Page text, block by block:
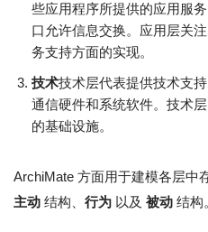
些应用程序所提供的应用服
口允许信息交换。应用层关
务支持方面的实现。
技术技术层代表提供技术支
通信硬件和系统软件。技术
的基础设施。
ArchiMate 方面用于建模各层中
主动 结构、 行为 以及 被动 结构